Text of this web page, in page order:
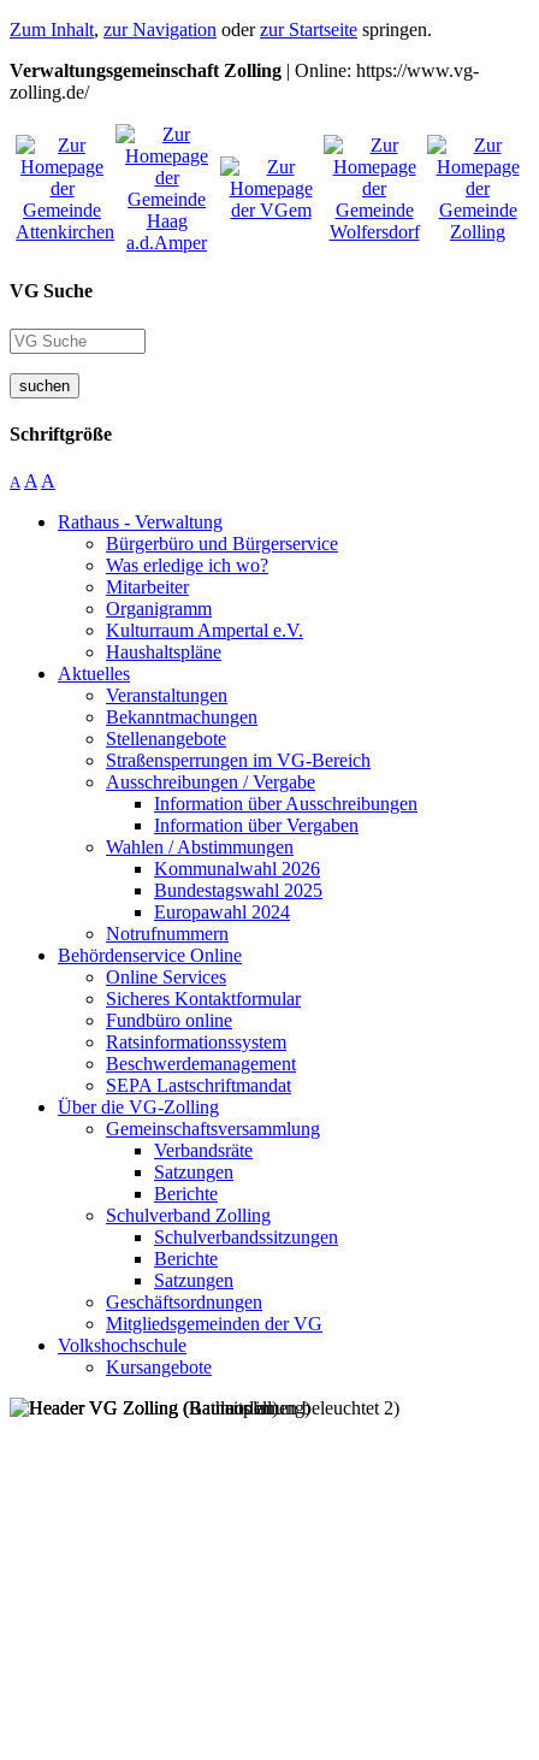
Zum Inhalt, zur Navigation oderzur Startseite springen.
Verwaltungsgemeinschaft Zolling | Online: https://www.vg-
zolling.de/
VG Suche
suchen
Schriftgröße
A A A
Rathaus - Verwaltung
Bürgerbüro und Bürgerservice
Was erledige ich wo?
Mitarbeiter
Organigramm
Kulturraum Ampertal e.V.
Haushaltspläne
Aktuelles
Veranstaltungen
Bekanntmachungen
Stellenangebote
Straßensperrungen im VG-Bereich
Ausschreibungen / Vergabe
Information über Ausschreibungen
Information über Vergaben
Wahlen / Abstimmungen
Kommunalwahl 2026
Bundestagswahl 2025
Europawahl 2024
Notrufnummern
Behördenservice Online
Online Services
Sicheres Kontaktformular
Fundbüro online
Ratsinformationssystem
Beschwerdemanagement
SEPA Lastschriftmandat
Über die VG-Zolling
Gemeinschaftsversammlung
Verbandsräte
Satzungen
Berichte
Schulverband Zolling
Schulverbandssitzungen
Berichte
Satzungen
Geschäftsordnungen
Mitgliedsgemeinden der VG
Volkshochschule
Kursangebote